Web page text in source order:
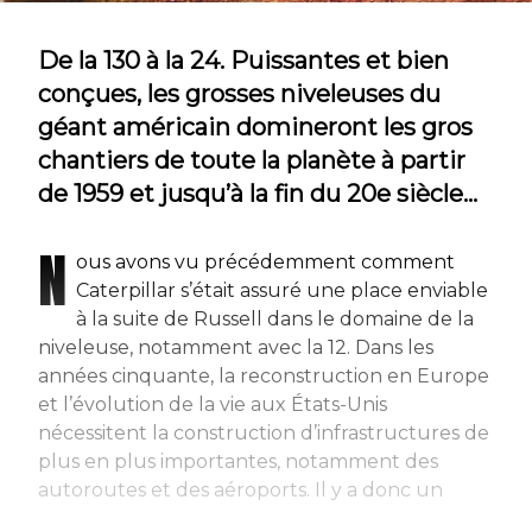
De la 130 à la 24. Puissantes et bien
conçues, les grosses niveleuses du
géant américain domineront les gros
chantiers de toute la planète à partir
de 1959 et jusqu’à la fin du 20e siècle…
N ous avons vu précédemment comment
Caterpillar s’était assuré une place enviable
à la suite de Russell dans le domaine de la
niveleuse, notamment avec la 12. Dans les
années cinquante, la reconstruction en Europe
et l’évolution de la vie aux États-Unis
nécessitent la construction d’infrastructures de
plus en plus importantes, notamment des
autoroutes et des aéroports. Il y a donc un